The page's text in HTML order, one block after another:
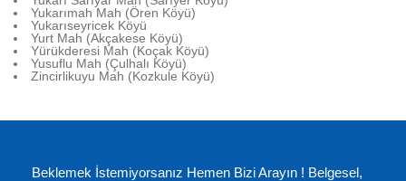
Yukarımah Mah (Ören Köyü)
Yukarıseyricek Köyü
Yurt Mah (Akçakese Köyü)
Yürükderesi Mah (Koçak Köyü)
Yusuflu Mah (Çulhalı Köyü)
Zincirlikuyu Mah (Kozkule Köyü)
Beklemek İstemiyorsanız Hemen Bizi Arayın ! Belgesel,